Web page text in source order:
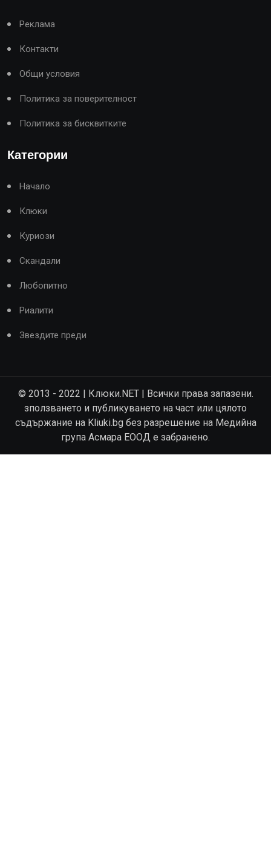
Реклама
Контакти
Общи условия
Политика за поверителност
Политика за бисквитките
Категории
Начало
Клюки
Куриози
Скандали
Любопитно
Риалити
Звездите преди
© 2013 - 2022 | Клюки.NET | Всички права запазени.
зползването и публикуването на част или цялото
съдържание на Kliuki.bg без разрешение на Медийна
група Асмара ЕООД е забранено.